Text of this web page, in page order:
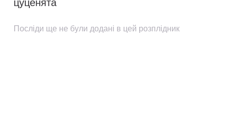
цуценята
Посліди ще не були додані в цей розплідник